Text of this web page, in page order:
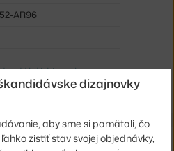
AR96
X-Line, sky grey
toX-Line Cushion, sky grey
dizajnovky
aby sme si pamätali, čo
zistiť stav svojej objednávky,